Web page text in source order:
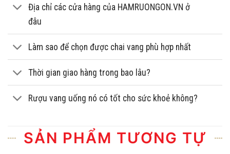
Địa chỉ các cửa hàng của HAMRUONGON.VN ở
đâu
Làm sao để chọn được chai vang phù hợp nhất
Thời gian giao hàng trong bao lâu?
Rượu vang uống nó có tốt cho sức khoẻ không?
SẢN PHẨM TƯƠNG TỰ